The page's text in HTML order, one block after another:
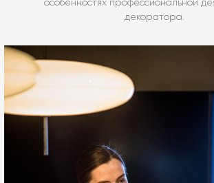
особенностях профессиональной
декоратора.